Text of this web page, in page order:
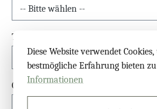
Türgriffe Spiegelschrank
Glastür Überstand (oben)
Diese Website verwendet
bestmögliche Erfahrung bieten
Informationen